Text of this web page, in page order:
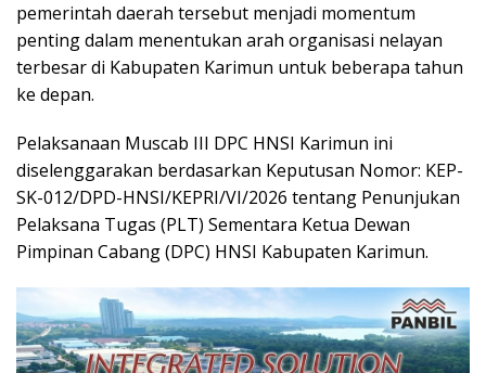
pemerintah daerah tersebut menjadi momentum
penting dalam menentukan arah organisasi nelayan
terbesar di Kabupaten Karimun untuk beberapa tahun
ke depan.
Pelaksanaan Muscab III DPC HNSI Karimun ini
diselenggarakan berdasarkan Keputusan Nomor: KEP-
SK-012/DPD-HNSI/KEPRI/VI/2026 tentang Penunjukan
Pelaksana Tugas (PLT) Sementara Ketua Dewan
Pimpinan Cabang (DPC) HNSI Kabupaten Karimun.